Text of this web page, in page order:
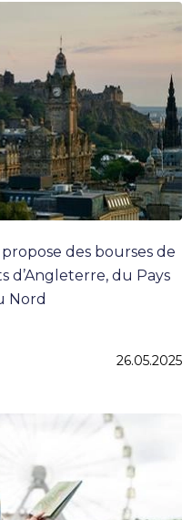
des bourses de
d’Angleterre, du Pays
Nord
26.05.2025